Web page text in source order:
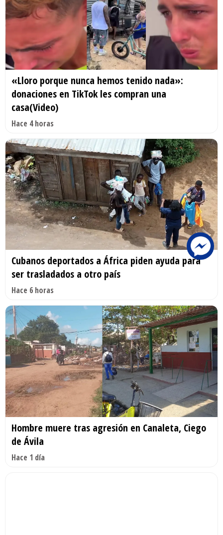
«Lloro porque nunca hemos tenido nada»:
donaciones en TikTok les compran una
casa(Video)
Hace 4 horas
Cubanos deportados a África piden ayuda para
ser trasladados a otro país
Hace 6 horas
Hombre muere tras agresión en Canaleta, Ciego
de Ávila
Hace 1 día